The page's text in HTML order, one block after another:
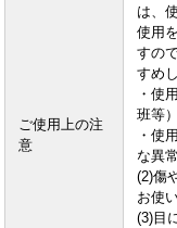
ご使用上の注
意
は、
使用
すの
すめ
・使
班等
・使
な異
(2)傷
お使
(3)目